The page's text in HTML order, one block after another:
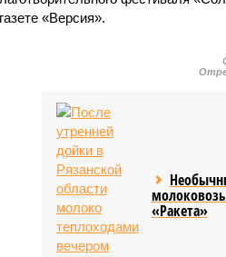
«Версия».
«Ракета»